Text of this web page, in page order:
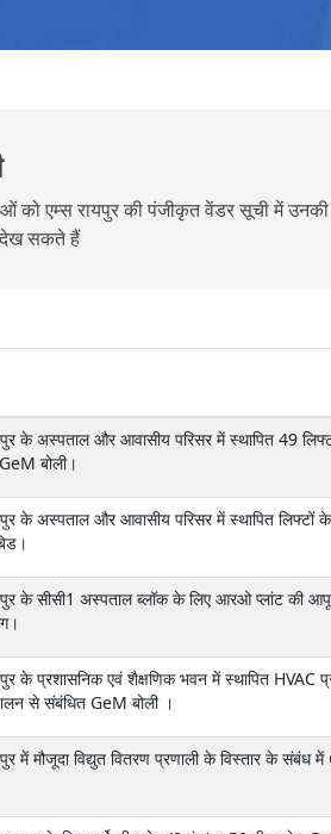
को एम्स रायपुर की पंजीकृत वेंडर सूची में
सकते हैं
के अस्पताल और आवासीय परिसर में स्थापित 49
बोली।
के अस्पताल और आवासीय परिसर में स्थापित
के सीसी1 अस्पताल ब्लॉक के लिए आरओ प्लांट की
के प्रशासनिक एवं शैक्षणिक भवन में स्थापित HVAC
से संबंधित GeM बोली ।
में मौजूदा विद्युत वितरण प्रणाली के विस्तार के संबंध